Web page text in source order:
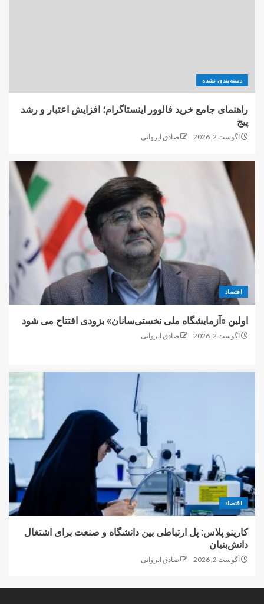
دسته‌بندی نشده
راهنمای جامع خرید فالوور اینستاگرام؛ افزایش اعتبار و رشد
پیج
آگوست 2, 2026 صادق ایروانی
اقتصاد
اولین «آزمایشگاه ملی نخستی‌سانان» بزودی افتتاح می شود
آگوست 2, 2026 صادق ایروانی
اقتصاد
کارینو پلاس: پل ارتباطی بین دانشگاه و صنعت برای اشتغال
دانش‌بنیان
آگوست 2, 2026 صادق ایروانی